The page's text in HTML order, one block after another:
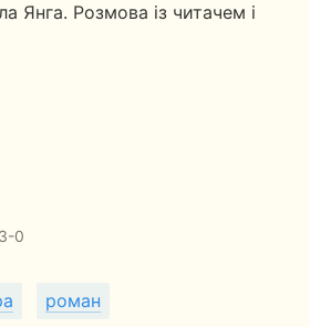
Янга. Розмова із читачем і
0
роман